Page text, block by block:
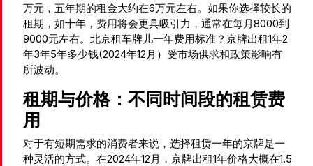
万元，五年期的租金大约在6万元左右。如果你选择较长的
租期，如十年，费用将会更具吸引力，通常在每月8000到
9000元左右。北京租车牌儿一年费用标准？京牌出租1年2
年3年5年多少钱(2024年12月）受市场供求和政策影响有
所波动。
租期与价格：不同时间段的租赁费
用
对于有短期需求的消费者来说，选择租赁一年的京牌是一
种灵活的方式。在2024年12月，京牌出租1年价格大概在1.5